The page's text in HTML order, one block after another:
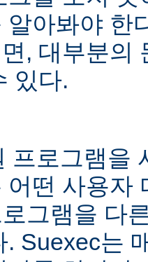
알아봐야 한
, 대부분의
있다.
프로그램을
어떤 사용자
그램을 다
. Suexec는